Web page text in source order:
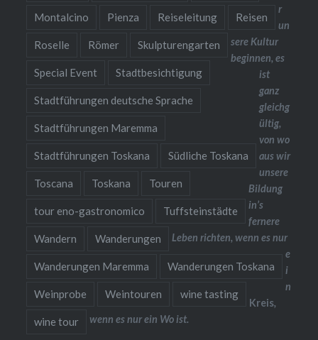
Montalcino Pienza Reiseleitung Reisen
Roselle Römer Skulpturengarten
Special Event Stadtbesichtigung
Stadtführungen deutsche Sprache
Stadtführungen Maremma
Stadtführungen Toskana Südliche Toskana
Toscana Toskana Touren
tour eno-gastronomico Tuffsteinstädte
Wandern Wanderungen
Wanderungen Maremma Wanderungen Toskana
Weinprobe Weintouren wine tasting
wine tour
r
un
sere Kultur
beginnen, es
ist
ganz
gleichg
ültig,
von wo
aus wir
unsere
Bildung
in’s
fernere
Leben richten, wenn es nur
e
i
n
Kreis,
wenn es nur ein Wo ist.